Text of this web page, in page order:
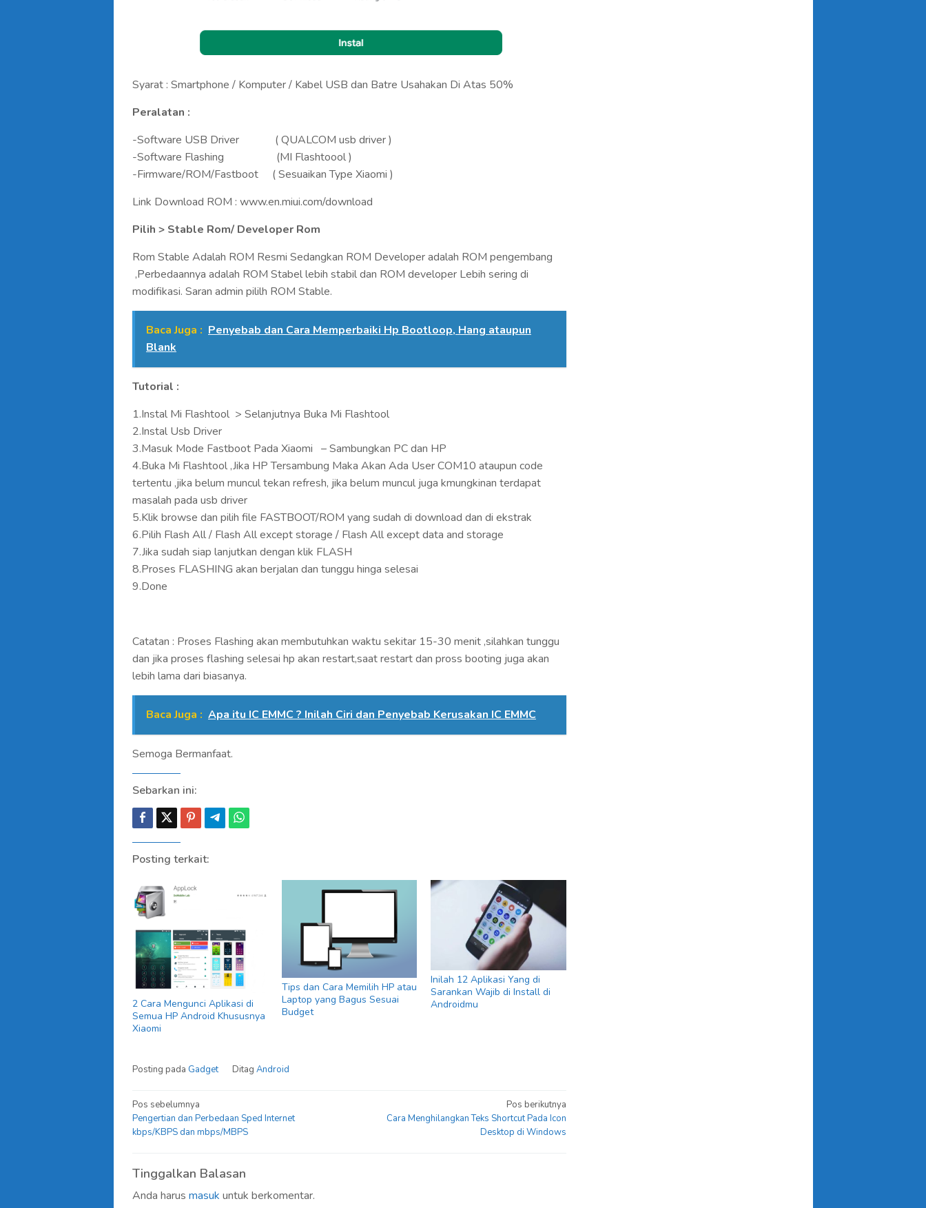
Syarat : Smartphone / Komputer / Kabel USB dan Batre Usahakan Di Atas 50%
Peralatan :
-Software USB Driver ( QUALCOM usb driver )
-Software Flashing (MI Flashtoool )
-Firmware/ROM/Fastboot ( Sesuaikan Type Xiaomi )
Link Download ROM : www.en.miui.com/download
Pilih > Stable Rom/ Developer Rom
Rom Stable Adalah ROM Resmi Sedangkan ROM Developer adalah ROM pengembang
,Perbedaannya adalah ROM Stabel lebih stabil dan ROM developer Lebih sering di
modifikasi. Saran admin pililh ROM Stable.
Baca Juga : Penyebab dan Cara Memperbaiki Hp Bootloop, Hang ataupun
Blank
Tutorial :
1.Instal Mi Flashtool > Selanjutnya Buka Mi Flashtool
2.Instal Usb Driver
3.Masuk Mode Fastboot Pada Xiaomi – Sambungkan PC dan HP
4.Buka Mi Flashtool ,Jika HP Tersambung Maka Akan Ada User COM10 ataupun code
tertentu ,jika belum muncul tekan refresh, jika belum muncul juga kmungkinan terdapat
masalah pada usb driver
5.Klik browse dan pilih file FASTBOOT/ROM yang sudah di download dan di ekstrak
6.Pilih Flash All / Flash All except storage / Flash All except data and storage
7.Jika sudah siap lanjutkan dengan klik FLASH
8.Proses FLASHING akan berjalan dan tunggu hinga selesai
9.Done
Catatan : Proses Flashing akan membutuhkan waktu sekitar 15-30 menit ,silahkan tunggu
dan jika proses flashing selesai hp akan restart,saat restart dan pross booting juga akan
lebih lama dari biasanya.
Baca Juga : Apa itu IC EMMC ? Inilah Ciri dan Penyebab Kerusakan IC EMMC
Semoga Bermanfaat.
Sebarkan ini:
Posting terkait:
2 Cara Mengunci Aplikasi di
Semua HP Android Khususnya
Xiaomi
Tips dan Cara Memilih HP atau
Laptop yang Bagus Sesuai
Budget
Inilah 12 Aplikasi Yang di
Sarankan Wajib di Install di
Androidmu
Posting pada Gadget Ditag Android
Navigasi
pos
Pos sebelumnya
Pengertian dan Perbedaan Sped Internet
kbps/KBPS dan mbps/MBPS
Pos berikutnya
Cara Menghilangkan Teks Shortcut Pada Icon
Desktop di Windows
Tinggalkan Balasan
Anda harus masuk untuk berkomentar.